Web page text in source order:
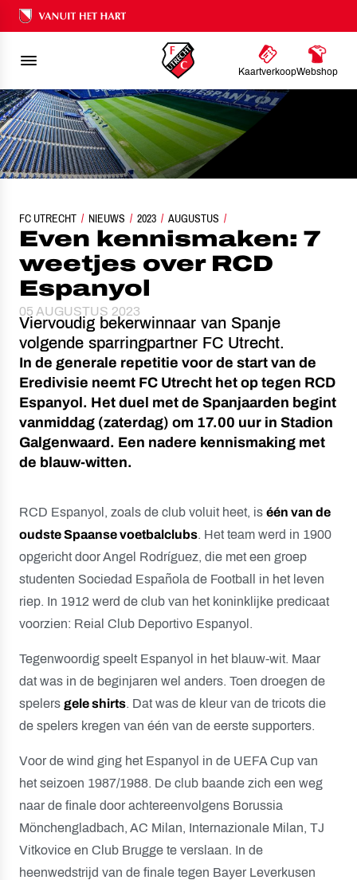
Ons nalatenschap
KaartverkoopWebshop
FC UTRECHT NIEUWS 2023 AUGUSTUS
EVEN KENNISMAKEN: 7 WEETJES OVER RCD ESPANYOL
Even kennismaken: 7
weetjes over RCD
Espanyol
05 AUGUSTUS 2023
Viervoudig bekerwinnaar van Spanje
volgende sparringpartner FC Utrecht.
In de generale repetitie voor de start van de
Eredivisie neemt FC Utrecht het op tegen RCD
Espanyol. Het duel met de Spanjaarden begint
vanmiddag (zaterdag) om 17.00 uur in Stadion
Galgenwaard. Een nadere kennismaking met
de blauw-witten.
RCD Espanyol, zoals de club voluit heet, is één van de
oudste Spaanse voetbalclubs. Het team werd in 1900
opgericht door Angel Rodríguez, die met een groep
studenten Sociedad Española de Football in het leven
riep. In 1912 werd de club van het koninklijke predicaat
voorzien: Reial Club Deportivo Espanyol.
Tegenwoordig speelt Espanyol in het blauw-wit. Maar
dat was in de beginjaren wel anders. Toen droegen de
spelers gele shirts. Dat was de kleur van de tricots die
de spelers kregen van één van de eerste supporters.
Voor de wind ging het Espanyol in de UEFA Cup van
het seizoen 1987/1988. De club baande zich een weg
naar de finale door achtereenvolgens Borussia
Mönchengladbach, AC Milan, Internazionale Milan, TJ
Vitkovice en Club Brugge te verslaan. In de
heenwedstrijd van de finale tegen Bayer Leverkusen